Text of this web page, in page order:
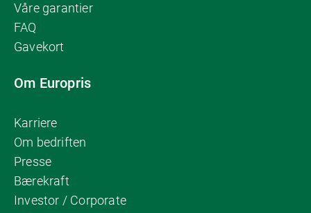
Våre garantier
FAQ
Gavekort
Om Europris
Karriere
Om bedriften
Presse
Bærekraft
Investor / Corporate